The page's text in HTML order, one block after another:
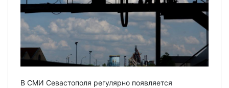
В СМИ Севастополя регулярно появляется